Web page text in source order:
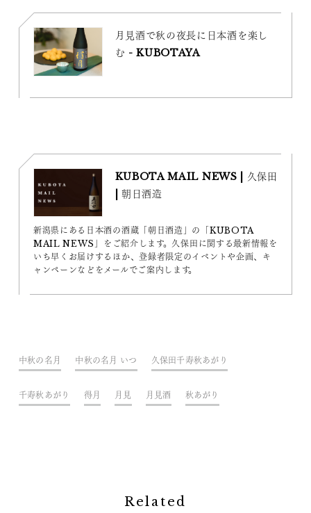
月見酒で秋の夜長に日本酒を楽し
む - KUBOTAYA
KUBOTA MAIL NEWS | 久保田
| 朝日酒造
新潟県にある日本酒の酒蔵「朝日酒造」の「KUBOTA
MAIL NEWS」をご紹介します。久保田に関する最新情報を
いち早くお届けするほか、登録者限定のイベントや企画、キ
ャンペーンなどをメールでご案内します。
中秋の名月 中秋の名月 いつ 久保田千寿秋あがり
千寿秋あがり 得月 月見 月見酒 秋あがり
Related